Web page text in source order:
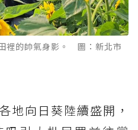
裡的帥氣身影。 圖：新北市
地向日葵陸續盛開，